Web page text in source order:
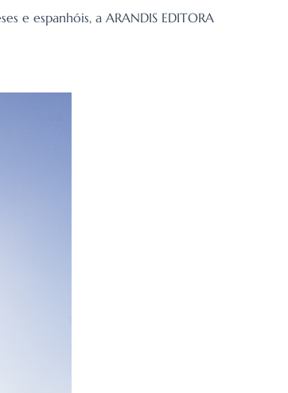
e espanhóis, a ARANDIS EDITORA